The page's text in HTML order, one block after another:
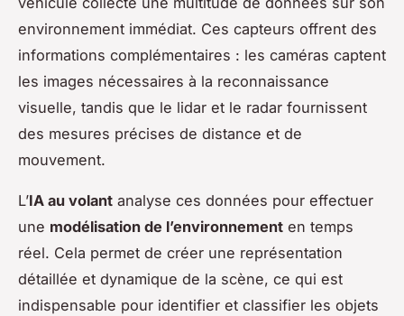
environnement immédiat. Ces capteurs offrent des
informations complémentaires : les caméras captent
les images nécessaires à la reconnaissance
visuelle, tandis que le lidar et le radar fournissent
des mesures précises de distance et de
mouvement.
L’IA au volant analyse ces données pour effectuer
une modélisation de l’environnement en temps
réel. Cela permet de créer une représentation
détaillée et dynamique de la scène, ce qui est
indispensable pour identifier et classifier les objets